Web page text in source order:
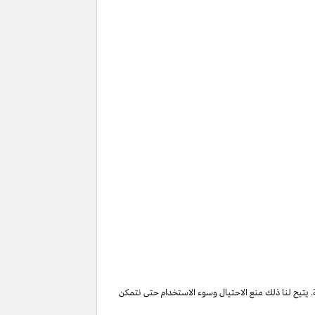
يتيح لنا ذلك منع الاحتيال وسوء الاستخدام حتى نتمكن